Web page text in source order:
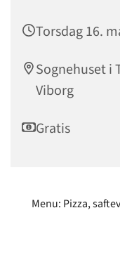
Torsdag 16.
Sognehuset i
Viborg
Gratis
Menu: Pizza,